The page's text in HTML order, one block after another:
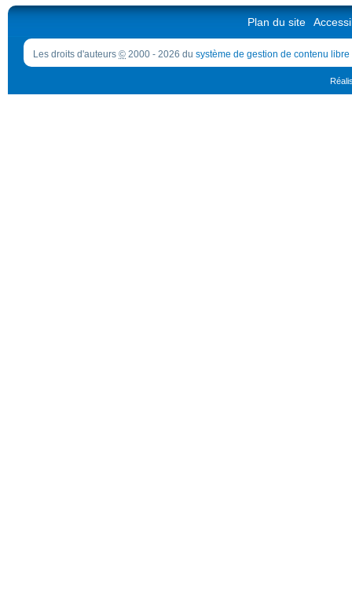
Plan du site
Les droits d'auteurs © 2000 - 2026 du système de gestion de contenu libre